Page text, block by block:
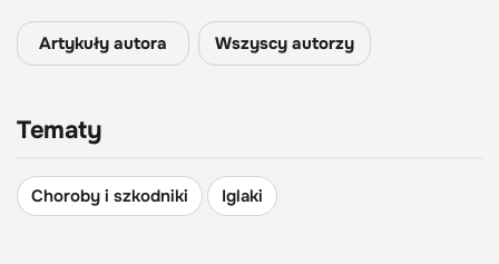
Artykuły autora Wszyscy autorzy
Tematy
Choroby i szkodniki Iglaki